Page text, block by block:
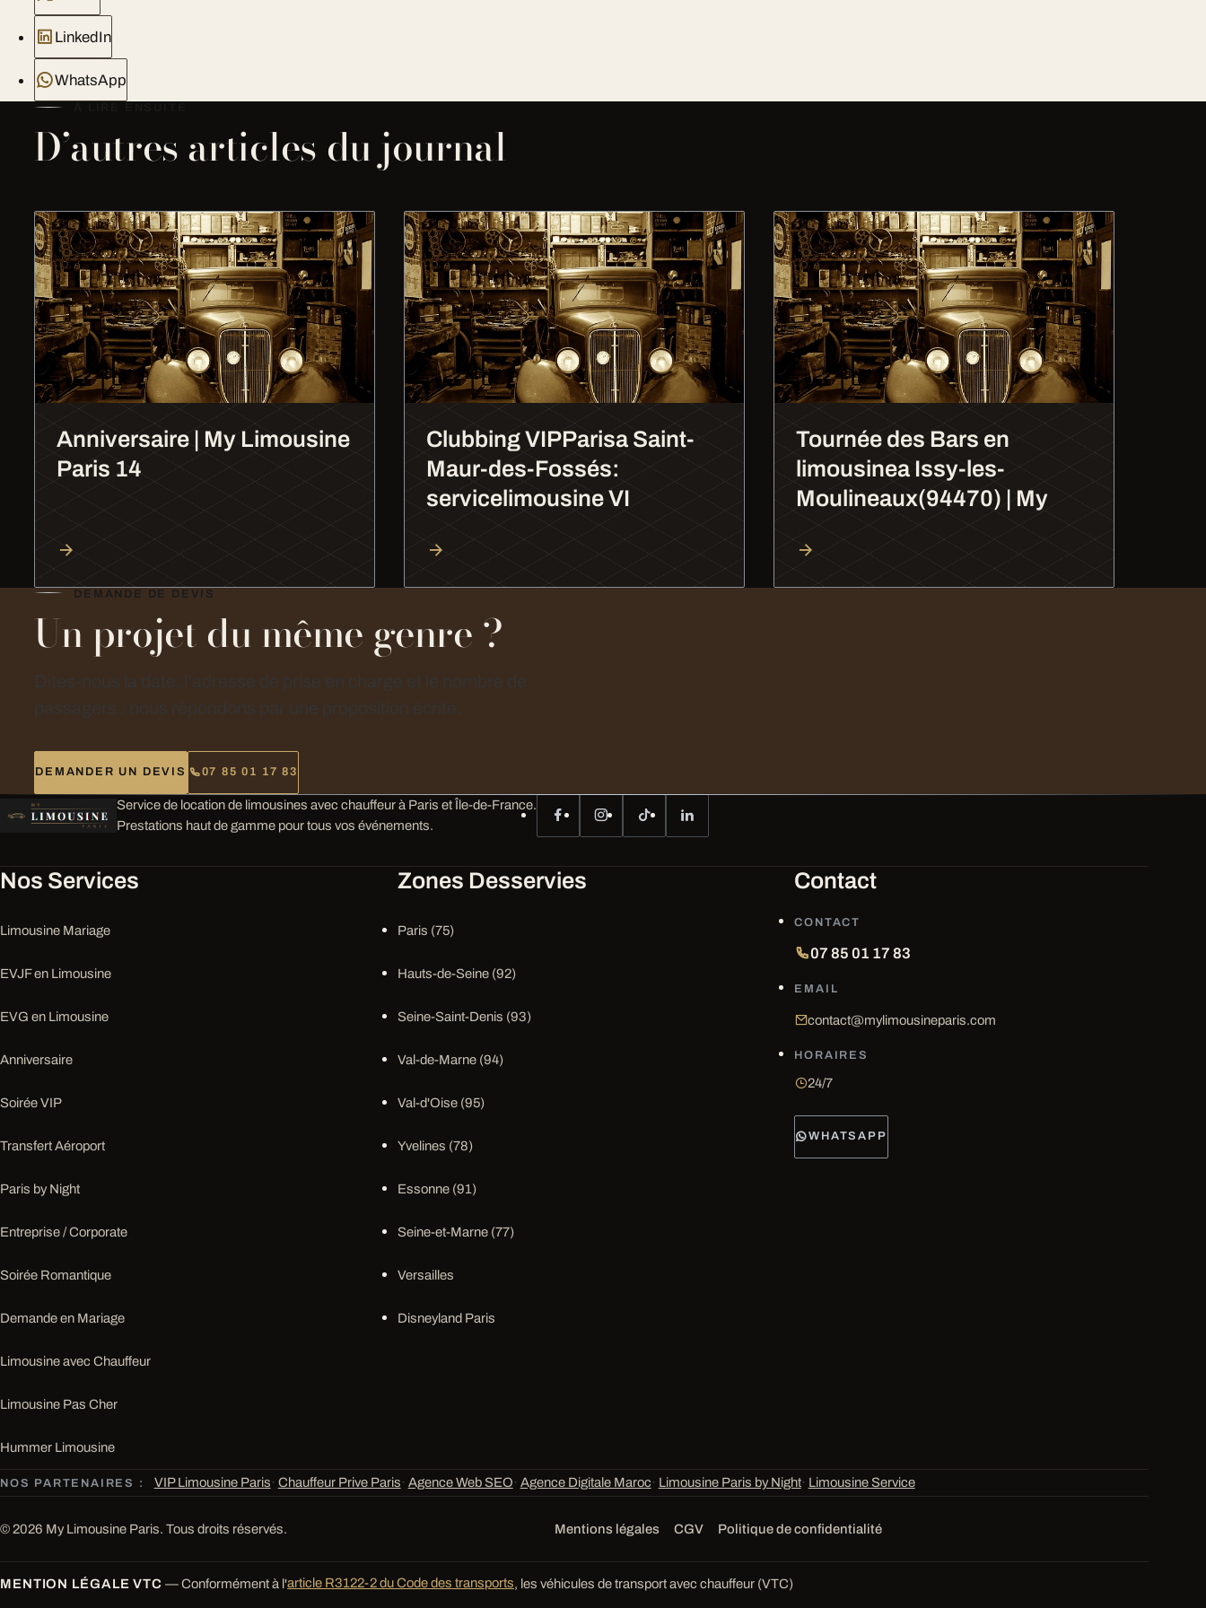
LinkedIn
WhatsApp
D’autres articles du journal
Anniversaire | My Limousine
Paris 14
Clubbing VIPParisa Saint-
Maur-des-Fossés:
servicelimousine VI
Tournée des Bars en
limousinea Issy-les-
Moulineaux(94470) | My
DEMANDE DE DEVIS
Un projet du même genre ?
DEMANDER UN DEVIS 07 85 01 17 83
Service de location de limousines avec chauffeur à Paris et Île-de-France.
Prestations haut de gamme pour tous vos événements.
Nos Services
Limousine Mariage
EVJF en Limousine
EVG en Limousine
Anniversaire
Soirée VIP
Transfert Aéroport
Paris by Night
Entreprise / Corporate
Soirée Romantique
Demande en Mariage
Limousine avec Chauffeur
Limousine Pas Cher
Hummer Limousine
Zones Desservies
Paris (75)
Hauts-de-Seine (92)
Seine-Saint-Denis (93)
Val-de-Marne (94)
Val-d'Oise (95)
Yvelines (78)
Essonne (91)
Seine-et-Marne (77)
Versailles
Disneyland Paris
Contact
CONTACT
07 85 01 17 83
EMAIL
contact@mylimousineparis.com
HORAIRES
24/7
WHATSAPP
NOS PARTENAIRES : VIP Limousine Paris· Chauffeur Prive Paris· Agence Web SEO· Agence Digitale Maroc· Limousine Paris by Night· Limousine Service
© 2026 My Limousine Paris. Tous droits réservés. Mentions légales CGV Politique de confidentialité
MENTION LÉGALE VTC — Conformément à l'article R3122-2 du Code des transports , les véhicules de transport avec chauffeur (VTC)